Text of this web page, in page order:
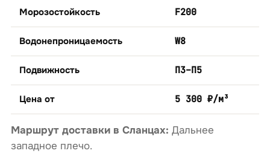
Морозостойкость F200
Водонепроницаемость W8
Подвижность П3–П5
Цена от 5 300 ₽/м³
Маршрут доставки в Сланцах: Дальнее
западное плечо.